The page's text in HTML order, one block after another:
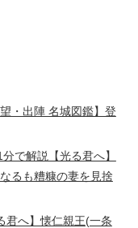
・出陣 名城図鑑】登
で解説【光る君へ】
るも糟糠の妻を見捨
君へ】懐仁親王(一条